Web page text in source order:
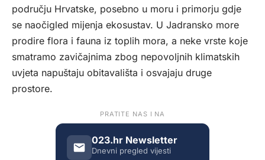
području Hrvatske, posebno u moru i primorju gdje
se naočigled mijenja ekosustav. U Jadransko more
prodire flora i fauna iz toplih mora, a neke vrste koje
smatramo zavičajnima zbog nepovoljnih klimatskih
uvjeta napuštaju obitavališta i osvajaju druge
prostore.
PRATITE NAS I NA
023.hr Newsletter
Dnevni pregled vijesti